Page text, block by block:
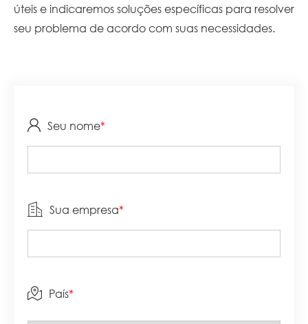
úteis e indicaremos soluções específicas para resolver
seu problema de acordo com suas necessidades.
Seu nome*
Sua empresa*
País*